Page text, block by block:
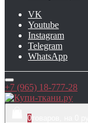
VK
Youtube
Instagram
Telegram
WhatsApp
+7 (965) 18-777-28
0